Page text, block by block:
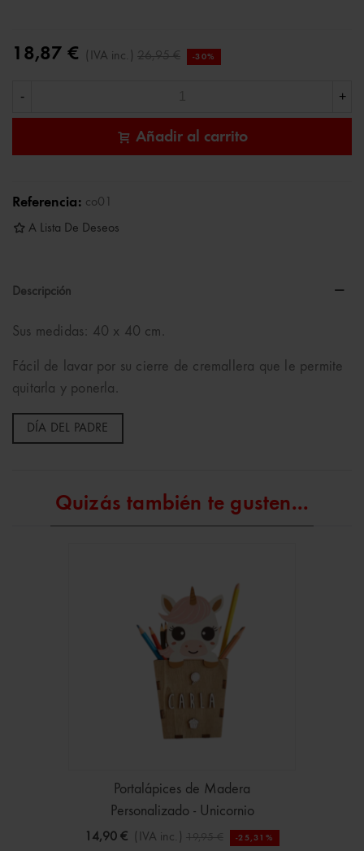
18,87 € (IVA inc.) 26,95 € -30%
- +
Añadir al carrito
Referencia: co01
A Lista De Deseos
Descripción
Sus medidas: 40 x 40 cm.
Fácil de lavar por su cierre de cremallera que le permite
quitarla y ponerla.
DÍA DEL PADRE
Quizás también te gusten...
Portalápices de Madera
Personalizado - Unicornio
14,90 € (IVA inc.) 19,95 € -25,31%